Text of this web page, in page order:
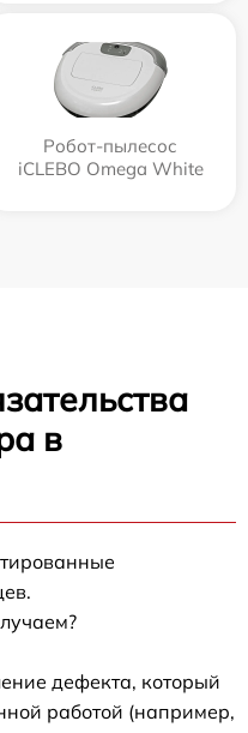
Робот-пылесос
iCLEBO Omega White
в
дефекта, который
работой (например,